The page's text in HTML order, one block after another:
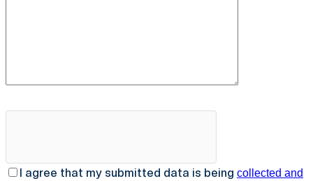
I agree that my submitted data is being collected and